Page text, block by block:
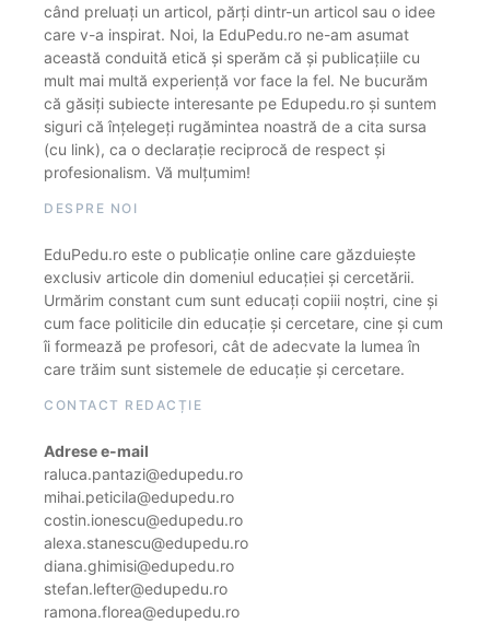
când preluați un articol, părți dintr-un articol sau o idee
care v-a inspirat. Noi, la EduPedu.ro ne-am asumat
această conduită etică și sperăm că și publicațiile cu
mult mai multă experiență vor face la fel. Ne bucurăm
că găsiți subiecte interesante pe Edupedu.ro și suntem
siguri că înțelegeți rugămintea noastră de a cita sursa
(cu link), ca o declarație reciprocă de respect și
profesionalism. Vă mulțumim!
DESPRE NOI
EduPedu.ro este o publicație online care găzduiește
exclusiv articole din domeniul educației și cercetării.
Urmărim constant cum sunt educați copiii noștri, cine și
cum face politicile din educație și cercetare, cine și cum
îi formează pe profesori, cât de adecvate la lumea în
care trăim sunt sistemele de educație și cercetare.
CONTACT REDACȚIE
Adrese e-mail
raluca.pantazi@edupedu.ro
mihai.peticila@edupedu.ro
costin.ionescu@edupedu.ro
alexa.stanescu@edupedu.ro
diana.ghimisi@edupedu.ro
stefan.lefter@edupedu.ro
ramona.florea@edupedu.ro